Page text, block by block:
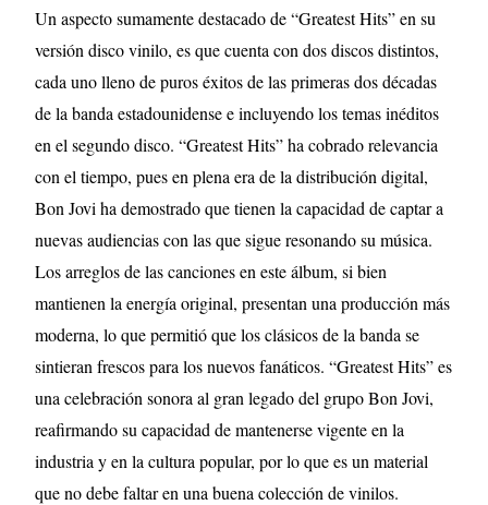
Un aspecto sumamente destacado de “Greatest Hits” en su
versión disco vinilo, es que cuenta con dos discos distintos,
cada uno lleno de puros éxitos de las primeras dos décadas
de la banda estadounidense e incluyendo los temas inéditos
en el segundo disco. “Greatest Hits” ha cobrado relevancia
con el tiempo, pues en plena era de la distribución digital,
Bon Jovi ha demostrado que tienen la capacidad de captar a
nuevas audiencias con las que sigue resonando su música.
Los arreglos de las canciones en este álbum, si bien
mantienen la energía original, presentan una producción más
moderna, lo que permitió que los clásicos de la banda se
sintieran frescos para los nuevos fanáticos. “Greatest Hits” es
una celebración sonora al gran legado del grupo Bon Jovi,
reafirmando su capacidad de mantenerse vigente en la
industria y en la cultura popular, por lo que es un material
que no debe faltar en una buena colección de vinilos.